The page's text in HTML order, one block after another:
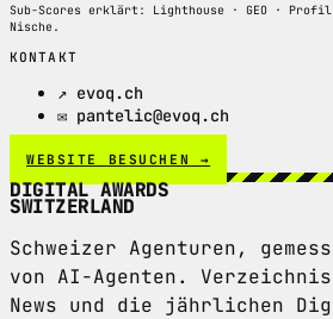
Sub-Scores erklärt: Lighthouse · GEO · Profil
Nische.
KONTAKT
↗ evoq.ch
✉ pantelic@evoq.ch
WEBSITE BESUCHEN →
DIGITAL AWARDS
SWITZERLAND
Schweizer Agenturen,
von AI-Agenten.
News und die jährlichen